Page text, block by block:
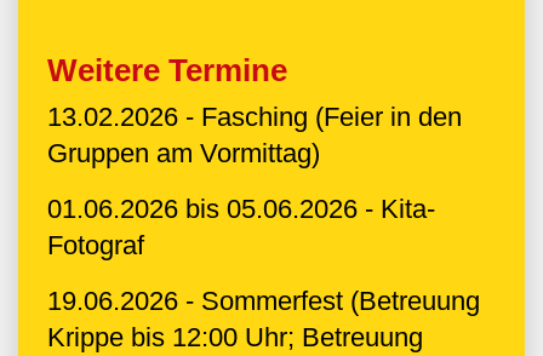
Weitere Termine
13.02.2026 - Fasching (Feier in den
Gruppen am Vormittag)
01.06.2026 bis 05.06.2026 - Kita-
Fotograf
19.06.2026 - Sommerfest (Betreuung
Krippe bis 12:00 Uhr; Betreuung